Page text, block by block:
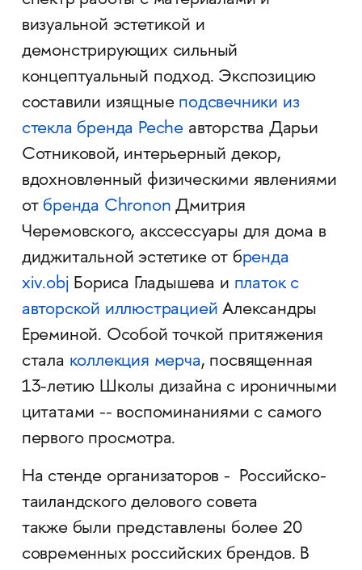
визуальной эстетикой и
демонстрирующих сильный
концептуальный подход. Экспозицию
составили изящные подсвечники из
стекла бренда Peche авторства Дарьи
Сотниковой, интерьерный декор,
вдохновленный физическими явлениями
от бренда ChrononДмитрия
Черемовского, акссессуары для дома в
диджитальной эстетике от бренда
xiv.obj Бориса Гладышева и платок с
авторской иллюстрацией Александры
Ереминой. Особой точкой притяжения
стала коллекция мерча, посвященная
13-летию Школы дизайна с ироничными
цитатами -- воспоминаниями с самого
первого просмотра.
На стенде организаторов - Российско-
таиландского делового совета
также были представлены более 20
современных российских брендов. В